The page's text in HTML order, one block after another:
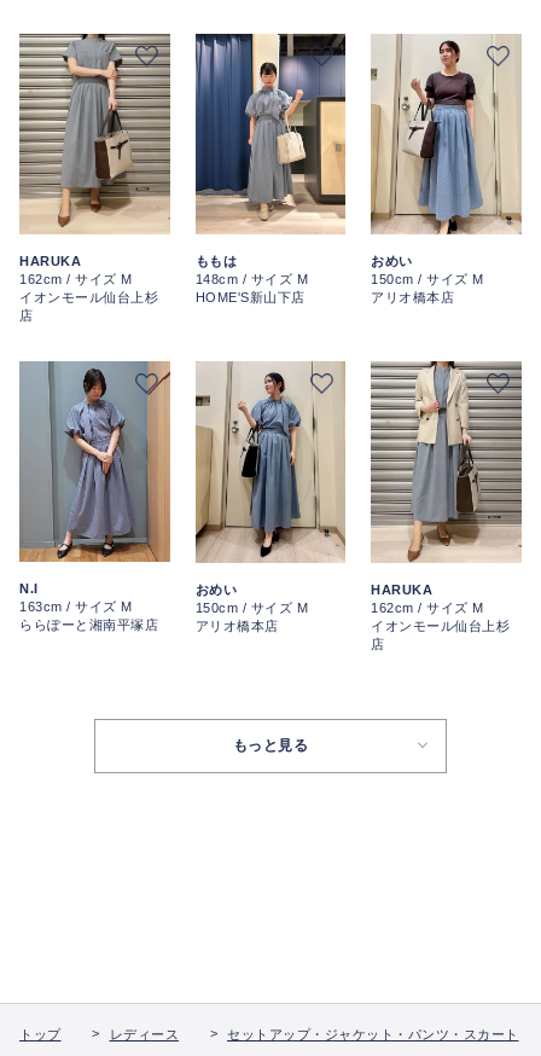
HARUKA
162cm / サイズ M
イオンモール仙台上杉
店
ももは
148cm / サイズ M
HOME'S新山下店
おめい
150cm / サイズ M
アリオ橋本店
N.I
163cm / サイズ M
ららぽーと湘南平塚店
おめい
150cm / サイズ M
アリオ橋本店
HARUKA
162cm / サイズ M
イオンモール仙台上杉
店
もっと見る
トップ レディース セットアップ・ジャケット・パンツ・スカート